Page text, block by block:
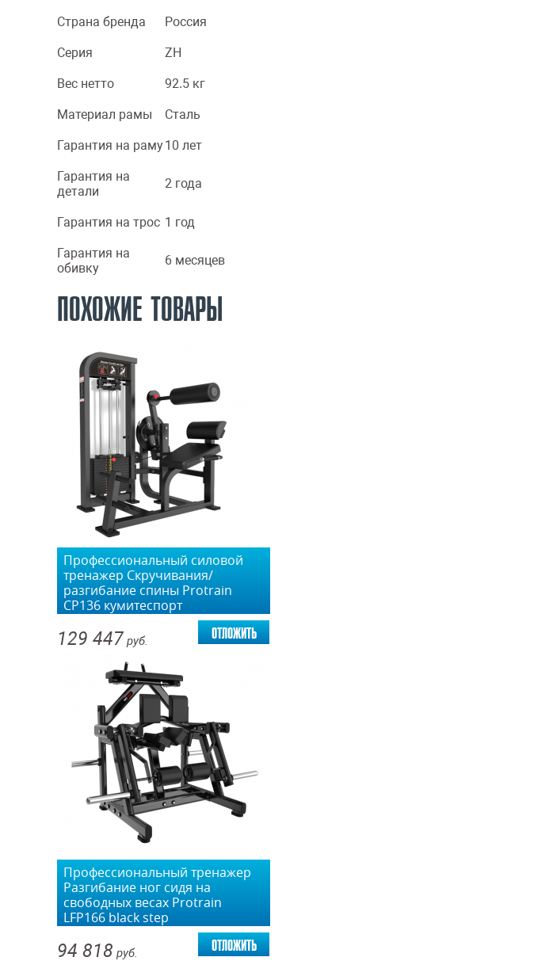
Страна бренда Россия
Серия ZH
Вес нетто 92.5 кг
Материал рамы Сталь
Гарантия на раму10 лет
Гарантия на
детали
2 года
Гарантия на трос 1 год
Гарантия на
обивку
6 месяцев
ПОХОЖИЕ ТОВАРЫ
Профессиональный силовой
тренажер Скручивания/
разгибание спины Protrain
CP136 кумитеспорт
129 447 руб. отложить
Профессиональный тренажер
Разгибание ног сидя на
свободных весах Protrain
LFP166 black step
94 818 руб. отложить